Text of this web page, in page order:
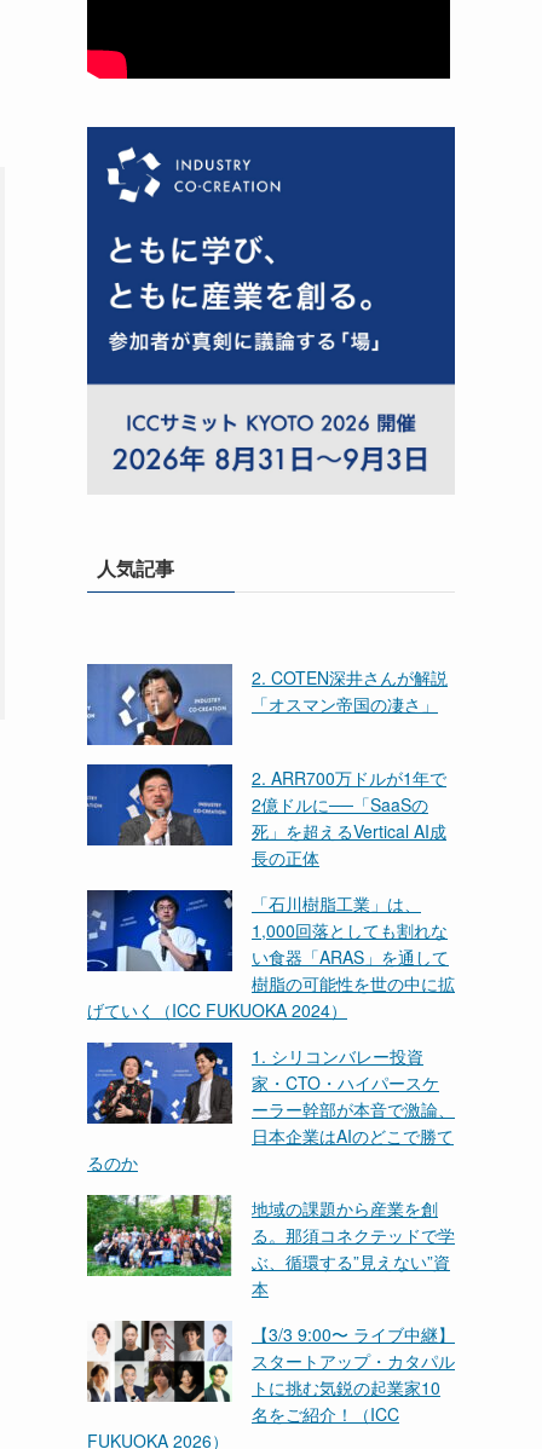
人気記事
2. COTEN深井さんが解説
「オスマン帝国の凄さ」
2. ARR700万ドルが1年で
2億ドルに──「SaaSの
死」を超えるVertical AI成
長の正体
「石川樹脂工業」は、
1,000回落としても割れな
い食器「ARAS」を通して
樹脂の可能性を世の中に拡
げていく（ICC FUKUOKA 2024）
1. シリコンバレー投資
家・CTO・ハイパースケ
ーラー幹部が本音で激論、
日本企業はAIのどこで勝て
るのか
地域の課題から産業を創
る。那須コネクテッドで学
ぶ、循環する”見えない”資
本
【3/3 9:00〜 ライブ中継】
スタートアップ・カタパル
トに挑む気鋭の起業家10
名をご紹介！（ICC
FUKUOKA 2026）